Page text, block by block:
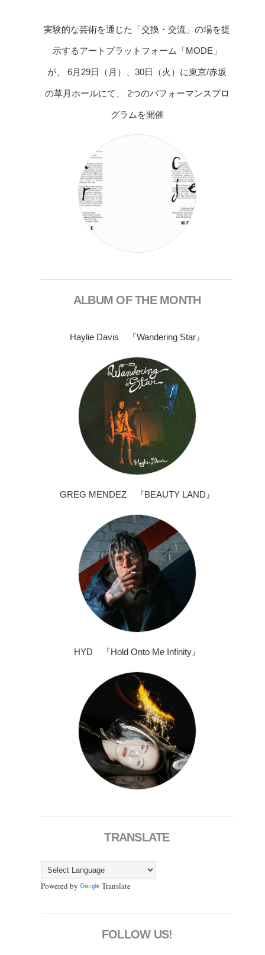
実験的な芸術を通じた「交換・交流」の場を提
示するアートプラットフォーム「MODE」
が、 6月29日（月）、30日（火）に東京/赤坂
の草月ホールにて、 2つのパフォーマンスプロ
グラムを開催
ALBUM OF THE MONTH
Haylie Davis 『Wandering Star』
GREG MENDEZ 『BEAUTY LAND』
HYD 『Hold Onto Me Infinity』
TRANSLATE
Powered by Translate
FOLLOW US!